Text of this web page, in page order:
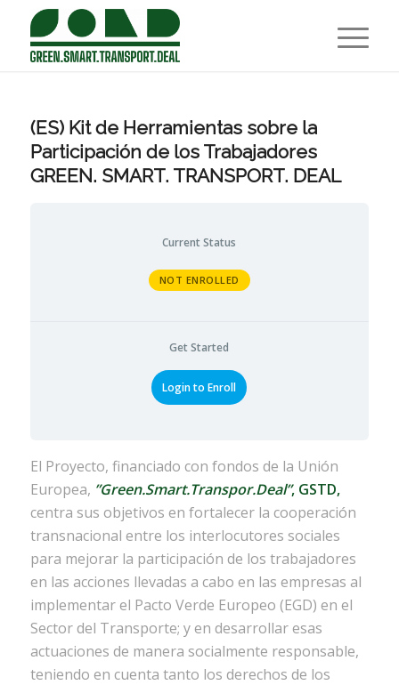
(ES) Kit de Herramientas sobre la
Participación de los Trabajadores
GREEN. SMART. TRANSPORT. DEAL
Current Status
NOT ENROLLED
Get Started
Login to Enroll
El Proyecto, financiado con fondos de la Unión
Europea, ”Green.Smart.Transpor.Deal”, GSTD,
centra sus objetivos en fortalecer la cooperación
transnacional entre los interlocutores sociales
para mejorar la participación de los trabajadores
en las acciones llevadas a cabo en las empresas al
implementar el Pacto Verde Europeo (EGD) en el
Sector del Transporte; y en desarrollar esas
actuaciones de manera socialmente responsable,
teniendo en cuenta tanto los derechos de los